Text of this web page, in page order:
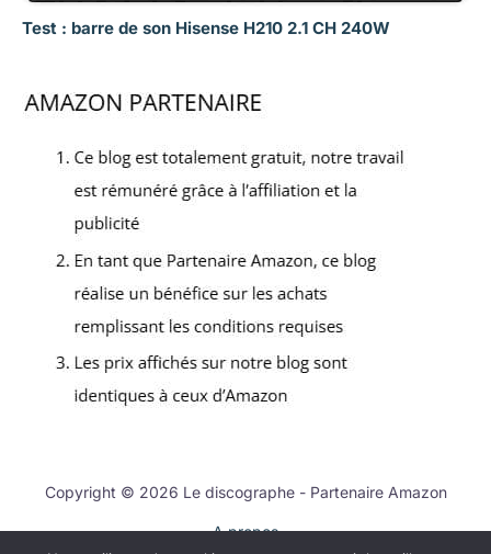
Test : barre de son Hisense H210 2.1 CH 240W
Copyright © 2026 Le discographe - Partenaire Amazon
A propos